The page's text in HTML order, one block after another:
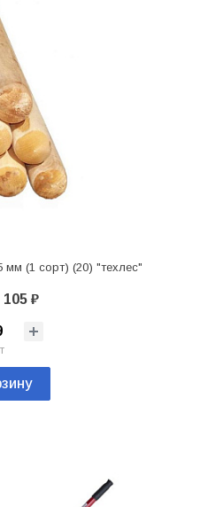
(1 сорт) (20) "техлес"
₽